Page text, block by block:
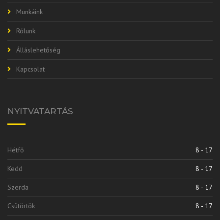
Munkáink
Rólunk
Álláslehetőség
Kapcsolat
NYITVATARTÁS
Hétfő 8 - 17
Kedd 8 - 17
Szerda 8 - 17
Csütörtök 8 - 17